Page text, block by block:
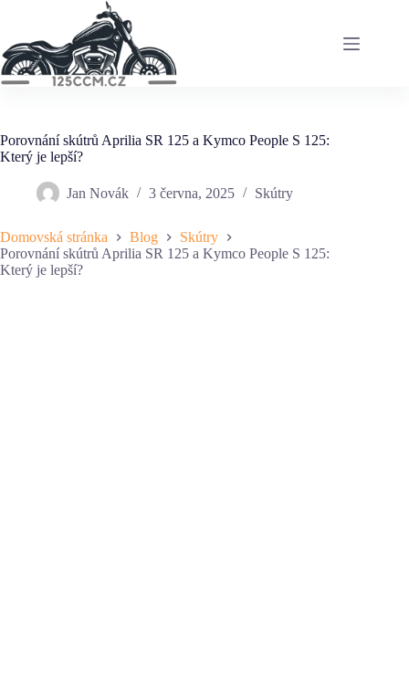
content
Porovnání skútrů Aprilia SR 125 a Kymco People S 125:
Který je lepší?
Jan Novák 3 června, 2025 Skútry
Domovská stránka Blog
Skútry
Porovnání skútrů Aprilia SR 125 a Kymco People S 125:
Který je lepší?